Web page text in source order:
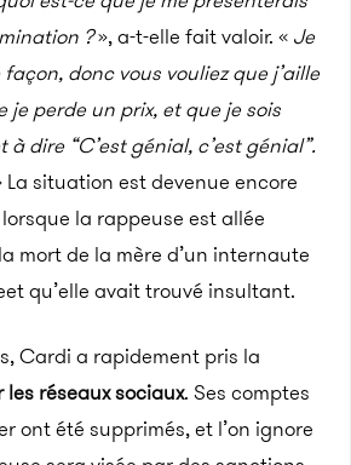
?», a-t-elle fait valoir. « Je
donc vous vouliez que j’aille
je perde un prix, et que je sois
dire “C’est génial, c’est génial”.
La situation est devenue encore
la rappeuse est allée
mortde la mère d’un internaute
qu’elle avait trouvé insultant.
Cardi a rapidement pris la
réseaux sociaux. Ses comptes
ont été supprimés, et l’on ignore